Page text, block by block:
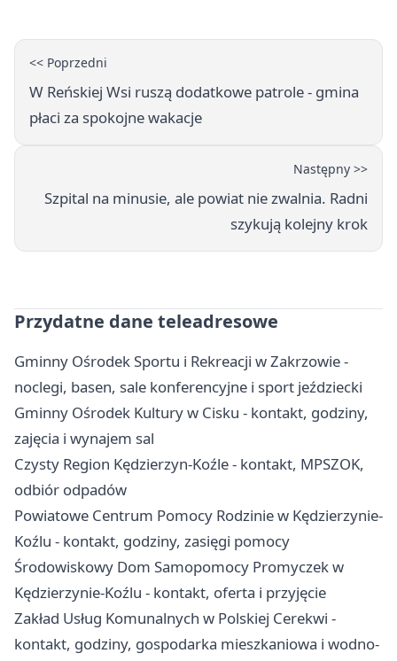
<< Poprzedni
W Reńskiej Wsi ruszą dodatkowe patrole - gmina
płaci za spokojne wakacje
Następny >>
Szpital na minusie, ale powiat nie zwalnia. Radni
szykują kolejny krok
Przydatne dane teleadresowe
Gminny Ośrodek Sportu i Rekreacji w Zakrzowie -
noclegi, basen, sale konferencyjne i sport jeździecki
Gminny Ośrodek Kultury w Cisku - kontakt, godziny,
zajęcia i wynajem sal
Czysty Region Kędzierzyn-Koźle - kontakt, MPSZOK,
odbiór odpadów
Powiatowe Centrum Pomocy Rodzinie w Kędzierzynie-
Koźlu - kontakt, godziny, zasięgi pomocy
Środowiskowy Dom Samopomocy Promyczek w
Kędzierzynie-Koźlu - kontakt, oferta i przyjęcie
Zakład Usług Komunalnych w Polskiej Cerekwi -
kontakt, godziny, gospodarka mieszkaniowa i wodno-